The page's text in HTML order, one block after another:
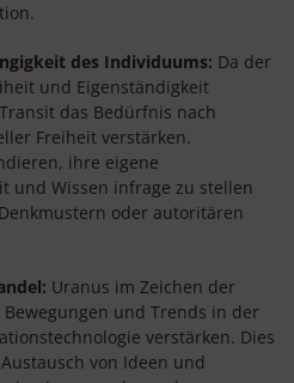
des Individuums: Da der
und Eigenständigkeit
das Bedürfnis nach
Freiheit verstärken.
ihre eigene
und Wissen infrage zu stellen
oder autoritären
Uranus im Zeichen der
und Trends in der
verstärken. Dies
von Ideen und